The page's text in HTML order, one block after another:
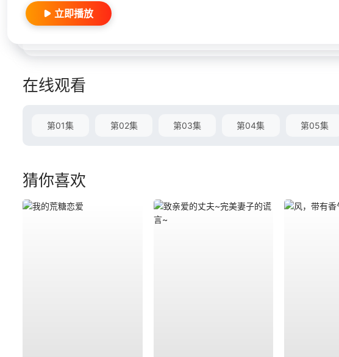
立即播放
在线观看
第01集 第02集 第03集 第04集 第05集
猜你喜欢